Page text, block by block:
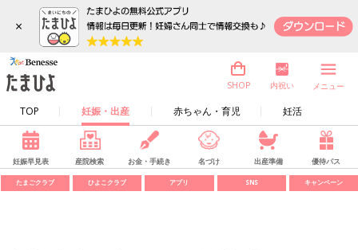
×
TOP 妊娠・出産 赤ちゃん・育児 妊活
SHOP 内祝い メニュー
妊娠早見表 産院検索 お金・手続き 名づけ 出産準備 優待パス
たまごクラブ ひよこクラブ アプリ SNS キャンペーン